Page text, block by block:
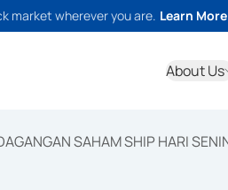
market wherever you are. Learn More
About Us
SAHAM SHIP HARI